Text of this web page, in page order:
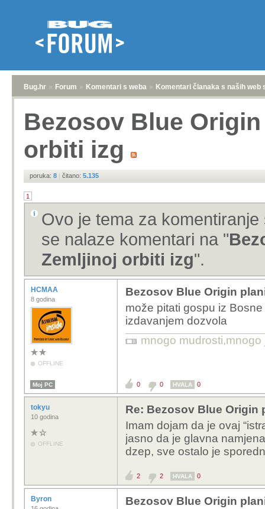
Bug.hr » Forum » Komentari s weba » Komentari članaka s naših web
Bezosov Blue
orbiti izg
poruka: 8 | čitano: 5.135
1
Ovo je tema za
se nalaze komentari na "
Zemljinoj orbiti izg".
HCMAA
8 godina
OFFLINE
Bezosov Blue Origin
može pitati gospu iz
izdavanjem dozvola
mnogo
Moj PC 0 0 HVALA 0
tokyu
10 godina
OFFLINE
Re: Bezosov Blue Origin
Imam dojam da je ovaj
jasno da je glavna
dzep, sve ostalo je
2 2 HVALA 0
Byron
Bezosov Blue Origin